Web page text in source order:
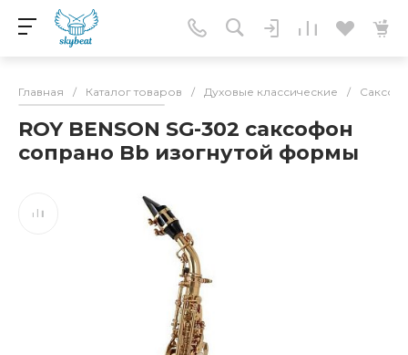
Главная / Каталог товаров / Духовые классические /
ROY BENSON SG-302 саксофон
сопрано Bb изогнутой формы